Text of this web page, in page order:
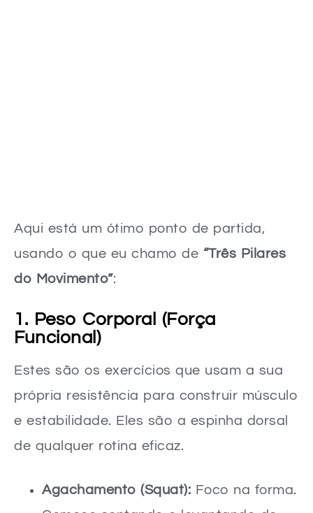
Aqui está um ótimo ponto de partida,
usando o que eu chamo de “Três Pilares
do Movimento”:
1. Peso Corporal (Força
Funcional)
Estes são os exercícios que usam a sua
própria resistência para construir músculo
e estabilidade. Eles são a espinha dorsal
de qualquer rotina eficaz.
Agachamento (Squat): Foco na forma.